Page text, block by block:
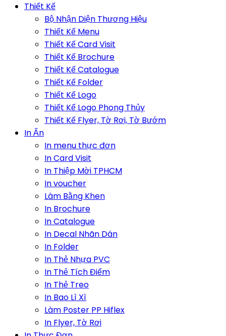
Thiết Kế
Bộ Nhận Diện Thương Hiệu
Thiết Kế Menu
Thiết Kế Card Visit
Thiết Kế Brochure
Thiết Kế Catalogue
Thiết Kế Folder
Thiết Kế Logo
Thiết Kế Logo Phong Thủy
Thiết Kế Flyer, Tờ Rơi, Tờ Bướm
In Ấn
In menu thực đơn
In Card Visit
In Thiệp Mời TPHCM
In voucher
Làm Bằng Khen
In Brochure
In Catalogue
In Decal Nhãn Dán
In Folder
In Thẻ Nhựa PVC
In Thẻ Tích Điểm
In Thẻ Treo
In Bao Lì Xì
Làm Poster PP Hiflex
In Flyer, Tờ Rơi